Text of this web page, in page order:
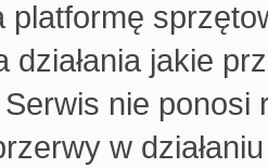
platformę
działania jakie
nie ponosi
w